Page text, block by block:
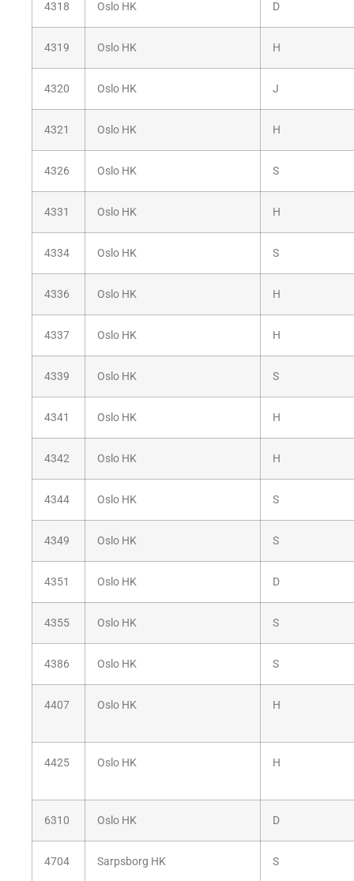
4318 Oslo HK D
4319 Oslo HK H
4320 Oslo HK J
4321 Oslo HK H
4326 Oslo HK S
4331 Oslo HK H
4334 Oslo HK S
4336 Oslo HK H
4337 Oslo HK H
4339 Oslo HK S
4341 Oslo HK H
4342 Oslo HK H
4344 Oslo HK S
4349 Oslo HK S
4351 Oslo HK D
4355 Oslo HK S
4386 Oslo HK S
4407 Oslo HK H
4425 Oslo HK H
6310 Oslo HK D
4704 Sarpsborg HK S